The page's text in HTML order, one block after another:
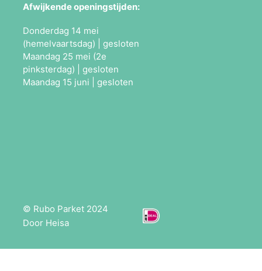
Afwijkende openingstijden:
Donderdag 14 mei
(hemelvaartsdag) | gesloten
Maandag 25 mei (2e
pinksterdag) | gesloten
Maandag 15 juni | gesloten
© Rubo Parket 2024
Door Heisa